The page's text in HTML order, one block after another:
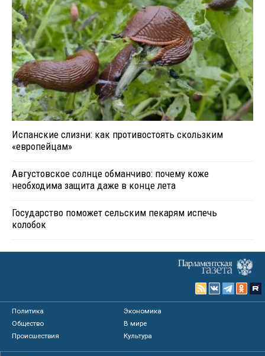
Испанские слизни: как противостоять скользким
«европейцам»
Августовское солнце обманчиво: почему коже
необходима защита даже в конце лета
Государство поможет сельским пекарям испечь
колобок
Политика
Экономика
Общество
В мире
Происшествия
Культура